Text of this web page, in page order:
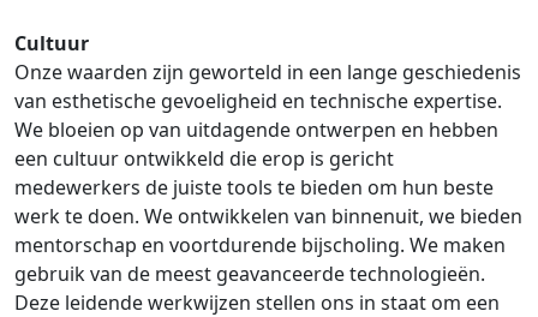
Cultuur
Onze waarden zijn geworteld in een lange geschiedenis
van esthetische gevoeligheid en technische expertise.
We bloeien op van uitdagende ontwerpen en hebben
een cultuur ontwikkeld die erop is gericht
medewerkers de juiste tools te bieden om hun beste
werk te doen. We ontwikkelen van binnenuit, we bieden
mentorschap en voortdurende bijscholing. We maken
gebruik van de meest geavanceerde technologieën.
Deze leidende werkwijzen stellen ons in staat om een